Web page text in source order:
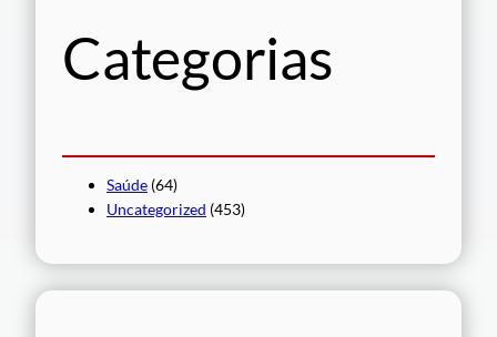
aCategorias
Saúde (64)
Uncategorized (453)